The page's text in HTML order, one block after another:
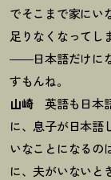
でそこまで家にい
足りなくなってし
――日本語だけに
すもんね。
山崎英語も日本語
に、息子が日本語
いなことになるの
に、夫がいないと